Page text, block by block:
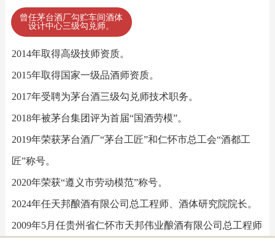
曾任茅台酒厂勾贮车间酒体
设计中心三级勾兑师。
2014年取得高级技师资质。
2015年取得国家一级品酒师资质。
2017年受聘为茅台酒三级勾兑师技术职务。
2018年被茅台集团评为首届“国酒劳模”。
2019年荣获茅台酒厂“茅台工匠”和仁怀市总工会“酒都工
匠”称号。
2020年荣获“遵义市劳动模范”称号。
2024年任天邦酿酒有限公司总工程师、酒体研究院院长。
2009年5月任贵州省仁怀市天邦伟业酿酒有限公司总工程师